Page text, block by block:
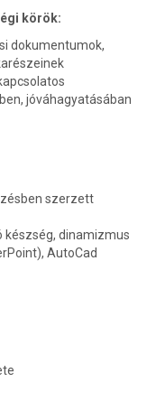
körök:
dokumentumok,
jóváhagyatásában
szerzett
dinamizmus
AutoCad